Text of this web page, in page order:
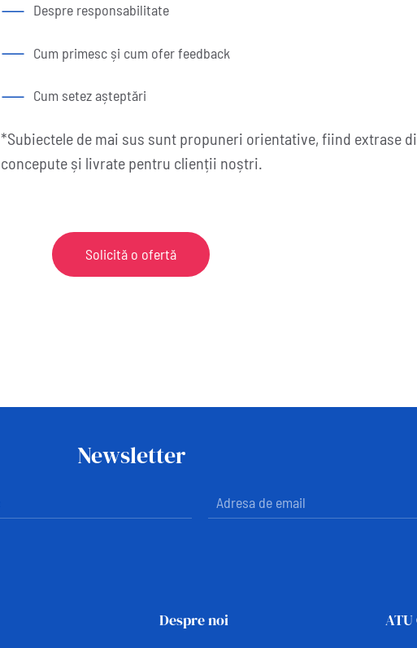
Despre responsabilitate
Cum primesc și cum ofer feedback
Cum setez așteptări
*Subiectele de mai sus sunt propuneri orientative, fiind extrase
concepute și livrate pentru clienții noștri.
Solicită o ofertă
Newsletter
Despre noi